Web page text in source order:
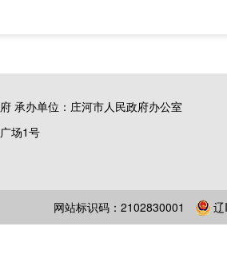
承办单位：庄河市人民政府办公室
场1号
网站标识码：2102830001